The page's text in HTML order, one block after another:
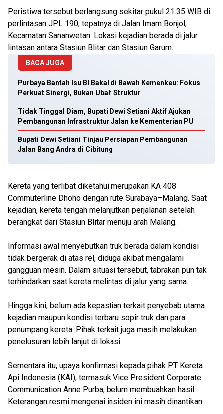
Peristiwa tersebut berlangsung sekitar pukul 21.35 WIB di
perlintasan JPL 190, tepatnya di Jalan Imam Bonjol,
Kecamatan Sananwetan. Lokasi kejadian berada di jalur
lintasan antara Stasiun Blitar dan Stasiun Garum.
BACA JUGA
Purbaya Bantah Isu BI Bakal di Bawah Kemenkeu: Fokus
Perkuat Sinergi, Bukan Ubah Struktur
Tidak Tinggal Diam, Bupati Dewi Setiani Aktif Ajukan
Pembangunan Infrastruktur Jalan ke Kementerian PU
Bupati Dewi Setiani Tinjau Persiapan Pembangunan
Jalan Bang Andra di Cibitung
Kereta yang terlibat diketahui merupakan KA 408
Commuterline Dhoho dengan rute Surabaya–Malang. Saat
kejadian, kereta tengah melanjutkan perjalanan setelah
berangkat dari Stasiun Blitar menuju arah Malang.
Informasi awal menyebutkan truk berada dalam kondisi
tidak bergerak di atas rel, diduga akibat mengalami
gangguan mesin. Dalam situasi tersebut, tabrakan pun tak
terhindarkan saat kereta melintas di jalur yang sama.
Hingga kini, belum ada kepastian terkait penyebab utama
kejadian maupun kondisi terbaru sopir truk dan para
penumpang kereta. Pihak terkait juga masih melakukan
penelusuran lebih lanjut di lokasi.
Sementara itu, upaya konfirmasi kepada pihak PT Kereta
Api Indonesia (KAI), termasuk Vice President Corporate
Communication Anne Purba, belum membuahkan hasil.
Keterangan resmi mengenai insiden ini masih dinantikan.